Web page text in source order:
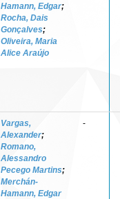
Hamann, Edgar;
Rocha, Dais
Gonçalves;
Oliveira, Maria
Alice Araújo
Vargas,
Alexander;
Romano,
Alessandro
Pecego Martins;
Merchán-
Hamann, Edgar
-